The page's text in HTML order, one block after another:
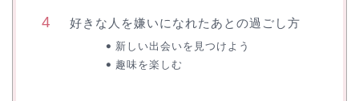
好きな人を嫌いになれたあとの過ごし方
新しい出会いを見つけよう
趣味を楽しむ